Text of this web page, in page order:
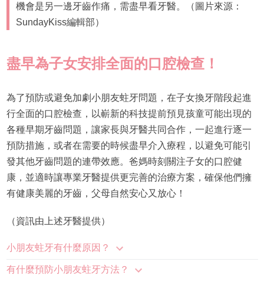
機會是另一邊牙齒作痛，需盡早看牙醫。（圖片來源：
SundayKiss編輯部）
盡早為子女安排全面的口腔檢查！
為了預防或避免加劇小朋友蛀牙問題，在子女換牙階段起進
行全面的口腔檢查，以嶄新的科技提前預見孩童可能出現的
各種早期牙齒問題，讓家長與牙醫共同合作，一起進行逐一
預防措施，或者在需要的時候盡早介入療程，以避免可能引
發其他牙齒問題的連帶效應。爸媽時刻關注子女的口腔健
康，並適時讓專業牙醫提供更完善的治療方案，確保他們擁
有健康美麗的牙齒，父母自然安心又放心！
（資訊由上述牙醫提供）
小朋友蛀牙有什麼原因？
有什麼預防小朋友蛀牙方法？